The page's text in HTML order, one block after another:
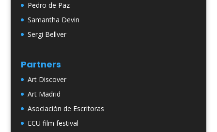
Pedro de Paz
Samantha Devin
Sergi Bellver
Partners
Art Discover
Art Madrid
Asociación de Escritoras
ECU film festival